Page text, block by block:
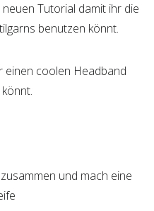
Tutorial damit ihr die
benutzen könnt.
einen coolen Headband
und mach eine